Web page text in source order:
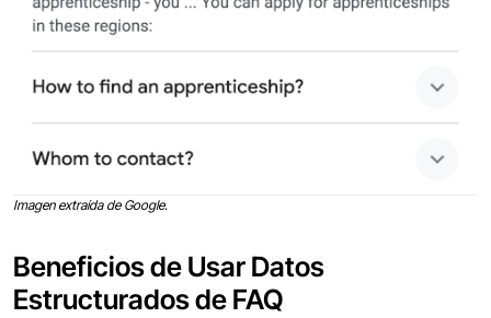
Imagen extraída de Google.
Beneficios de Usar Datos
Estructurados de FAQ